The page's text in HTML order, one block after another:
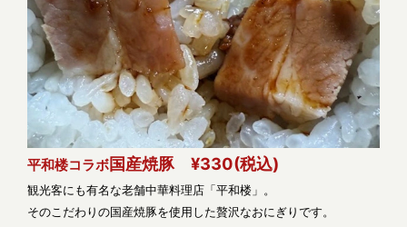
平和楼コラボ国産焼豚 ¥330(税込)
観光客にも有名な老舗中華料理店「平和楼」。
そのこだわりの国産焼豚を使用した贅沢なおにぎりです。